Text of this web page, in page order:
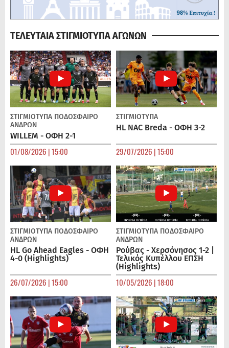
ΤΕΛΕΥΤΑΙΑ ΣΤΙΓΜΙΟΤΥΠΑ ΑΓΩΝΩΝ
ΣΤΙΓΜΙΟΤΥΠΑ ΠΟΔΌΣΦΑΙΡΟ
ΑΝΔΡΏΝ
WILLEM - ΟΦΗ 2-1
01/08/2026 | 15:00
ΣΤΙΓΜΙΟΤΥΠΑ
HL NAC Breda - ΟΦΗ 3-2
29/07/2026 | 15:00
ΣΤΙΓΜΙΟΤΥΠΑ ΠΟΔΌΣΦΑΙΡΟ
ΑΝΔΡΏΝ
HL Go Ahead Eagles - ΟΦΗ
4-0 (Highlights)
26/07/2026 | 15:00
ΣΤΙΓΜΙΟΤΥΠΑ ΠΟΔΌΣΦΑΙΡΟ
ΑΝΔΡΏΝ
Ρούβας - Χερσόνησος 1-2 |
Τελικός Κυπέλλου ΕΠΣΗ
(Highlights)
10/05/2026 | 18:00